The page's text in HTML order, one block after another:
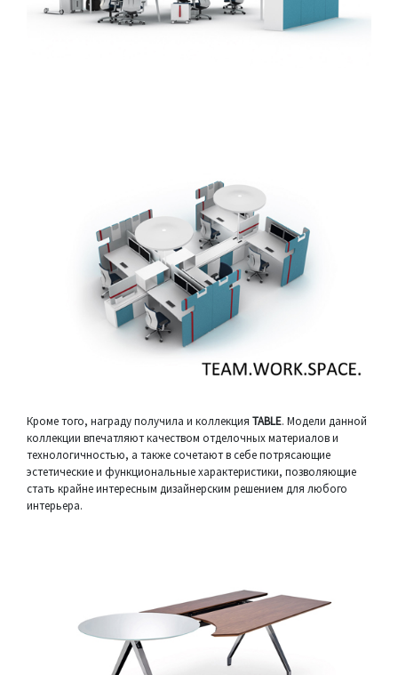
Кроме того, награду получила и коллекция TABLE. Модели данной
коллекции впечатляют качеством отделочных материалов и
технологичностью, а также сочетают в себе потрясающие
эстетические и функциональные характеристики, позволяющие
стать крайне интересным дизайнерским решением для любого
интерьера.